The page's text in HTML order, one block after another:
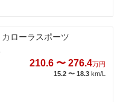
カローラスポーツ
210.6 〜 276.4万円
15.2 〜 18.3 km/L